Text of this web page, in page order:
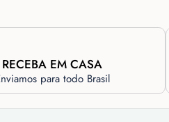
RECEBA EM CASA
para todo Brasil